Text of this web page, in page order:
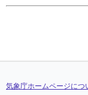
気象庁ホームページにつ